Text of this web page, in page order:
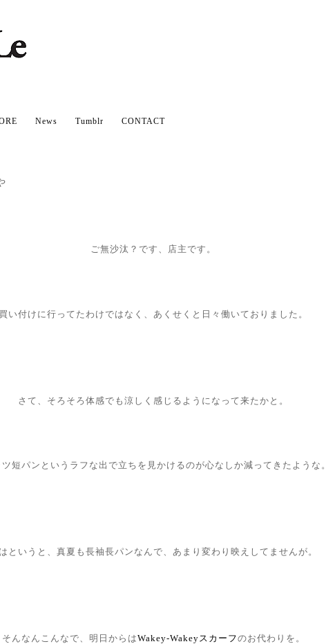
News Tumblr CONTACT
ご無沙汰？です、店主です。
買い付けに行ってたわけではなく、あくせくと日々働いておりました。
さて、そろそろ体感でも涼しく感じるようになって来たかと。
短パンというラフな出で立ちを見かけるのが心なしか減ってきたような。
というと、真夏も長袖長パンなんで、あまり変わり映えしてませんが。
そんなんこんなで、明日からはWakey-Wakeyスカーフのお代わりを。